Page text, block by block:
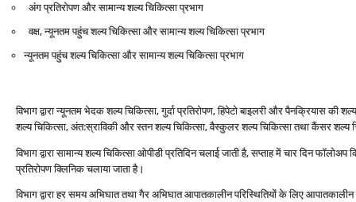
अंग प्रतिरोपण और सामान्‍य शल्‍य चिकित्‍सा प्रभाग
वक्ष, न्‍यूनतम पहुंच शल्‍य चिकित्‍सा और सामान्‍य शल्‍य चिकित्‍सा प्रभाग
न्‍यूनतम पहुंच शल्‍य चिकित्‍सा और सामान्‍य शल्‍य चिकित्‍सा प्रभाग
विभाग द्वारा न्‍यूनतम भेदक शल्‍य चिकित्‍सा, गुर्दा प्रतिरोपण, हिपेटो बाइलरी और पैनक्रियास की
शल्‍य चिकित्‍सा, अंत:स्राविकी और स्‍तन शल्‍य चिकित्‍सा, वैस्‍कुलर शल्‍य चिकित्‍सा तथा कैंसर शल्‍य
विभाग द्वारा सामान्‍य शल्‍य चिकित्‍सा ओपीडी प्रतिदिन चलाई जाती है, सप्‍ताह में चार दिन
प्रतिरोपण क्लिनिक चलाया जाता है।
विभाग द्वारा हर समय अभिघात तथा गैर अभिघात आपातकालीन परिस्थितियों के लिए